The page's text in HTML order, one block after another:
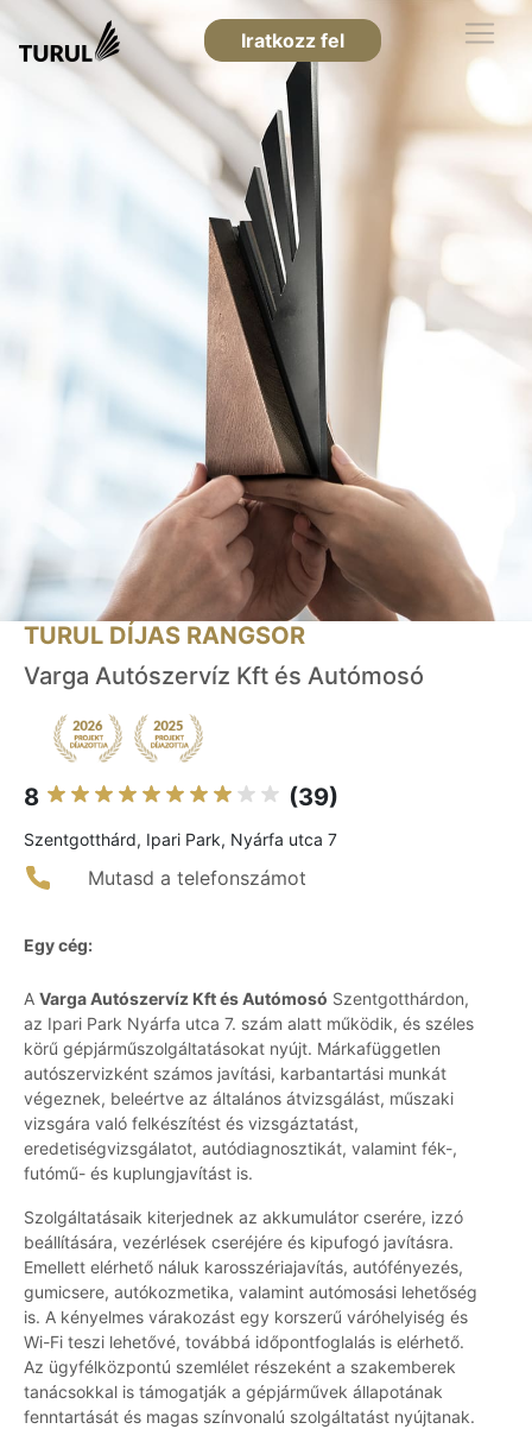
Iratkozz fel
TURUL DÍJAS RANGSOR
Varga Autószervíz Kft és Autómosó
8 (39)
Szentgotthárd, Ipari Park, Nyárfa utca 7
Mutasd a telefonszámot
Egy cég:
A Varga Autószervíz Kft és Autómosó Szentgotthárdon,
az Ipari Park Nyárfa utca 7. szám alatt működik, és széles
körű gépjárműszolgáltatásokat nyújt. Márkafüggetlen
autószervizként számos javítási, karbantartási munkát
végeznek, beleértve az általános átvizsgálást, műszaki
vizsgára való felkészítést és vizsgáztatást,
eredetiségvizsgálatot, autódiagnosztikát, valamint fék-,
futómű- és kuplungjavítást is.
Szolgáltatásaik kiterjednek az akkumulátor cserére, izzó
beállítására, vezérlések cseréjére és kipufogó javításra.
Emellett elérhető náluk karosszériajavítás, autófényezés,
gumicsere, autókozmetika, valamint autómosási lehetőség
is. A kényelmes várakozást egy korszerű váróhelyiség és
Wi-Fi teszi lehetővé, továbbá időpontfoglalás is elérhető.
Az ügyfélközpontú szemlélet részeként a szakemberek
tanácsokkal is támogatják a gépjárművek állapotának
fenntartását és magas színvonalú szolgáltatást nyújtanak.